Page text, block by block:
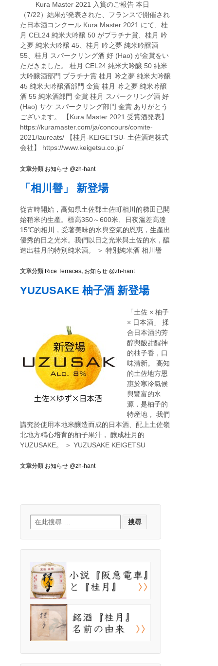
Kura Master 2021 入賞のご報告 本日
（7/22）結果が発表された、フランスで開催され
た日本酒コンクール Kura Master 2021 にて、桂
月 CEL24 純米大吟醸 50 がプラチナ賞、桂月 吟
之夢 純米大吟醸 45、桂月 吟之夢 純米吟醸酒
55、桂月 スパークリング酒 好 (Hao) が金賞をい
ただきました。 桂月 CEL24 純米大吟醸 50 純米
大吟醸酒部門 プラチナ賞 桂月 吟之夢 純米大吟醸
45 純米大吟醸酒部門 金賞 桂月 吟之夢 純米吟醸
酒 55 純米酒部門 金賞 桂月 スパークリング酒 好
(Hao) サケ スパークリング部門 金賞 ありがとう
ございます。 【Kura Master 2021 受賞酒発表】
https://kuramaster.com/ja/concours/comite-
2021/laureats/ 【桂月-KEIGETSU- 土佐酒造株式
会社】 https://www.keigetsu.co.jp/
文章分類 お知らせ @zh-hant
「相川譽」 新登場
從古時開始，高知県土佐郡土佐町相川的梯田已開
始稻米的生產。標高350～600米、日夜溫差高達
15℃的相川，受著美味的水與空氣的恩惠，生產出
優秀的日之光米。我們以日之光米與土佐的水，釀
造出桂月的特別純米酒。 ＞ 特別純米酒 相川譽
文章分類 Rice Terraces, お知らせ @zh-hant
YUZUSAKE 柚子酒 新登場
「土佐 × 柚子
× 日本酒」 揉
合日本酒的芳
醇與酸甜醒神
的柚子香，口
味清新。 高知
的土佐地方恩
惠於寒冷氣候
與豐富的水
源，是柚子的
特産地， 我們
講究於使用本地米釀造而成的日本酒、配上土佐嶺
北地方精心培育的柚子果汁， 釀成桂月的
YUZUSAKE。 ＞ YUZUSAKE KEIGETSU
文章分類 お知らせ @zh-hant
Search for: